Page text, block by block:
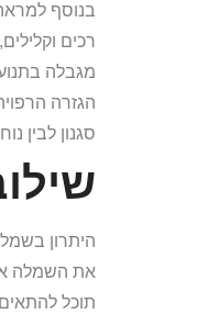
בנוסף
רכים
מגבלה
הגזרה
סגנון לבין
היתרון
את השמלה
תוכל